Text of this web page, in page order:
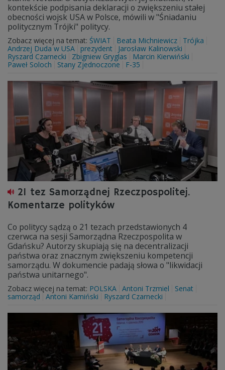
kontekście podpisania deklaracji o zwiększeniu stałej
obecności wojsk USA w Polsce, mówili w "Śniadaniu
politycznym Trójki" politycy.
Zobacz więcej na temat: ŚWIAT Beata Michniewicz
Trójka
Andrzej Duda w USA
prezydent
Jarosław Kalinowski
Ryszard Czarnecki
Zbigniew Gryglas
Marcin Kierwiński
Paweł Soloch
Stany Zjednoczone F-35
21 tez Samorządnej Rzeczpospolitej.
Komentarze polityków
Co politycy sądzą o 21 tezach przedstawionych 4
czerwca na sesji Samorządna Rzeczpospolita w
Gdańsku? Autorzy skupiają się na decentralizacji
państwa oraz znacznym zwiększeniu kompetencji
samorządu. W dokumencie padają słowa o "likwidacji
państwa unitarnego".
Zobacz więcej na temat: POLSKA Antoni Trzmiel
Senat
samorząd
Antoni Kamiński Ryszard Czarnecki